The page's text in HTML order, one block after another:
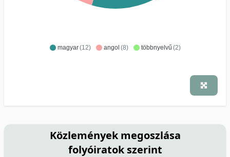
magyar(12) angol (8) többnyelvű (2)
Közlemények megoszlása
folyóiratok szerint